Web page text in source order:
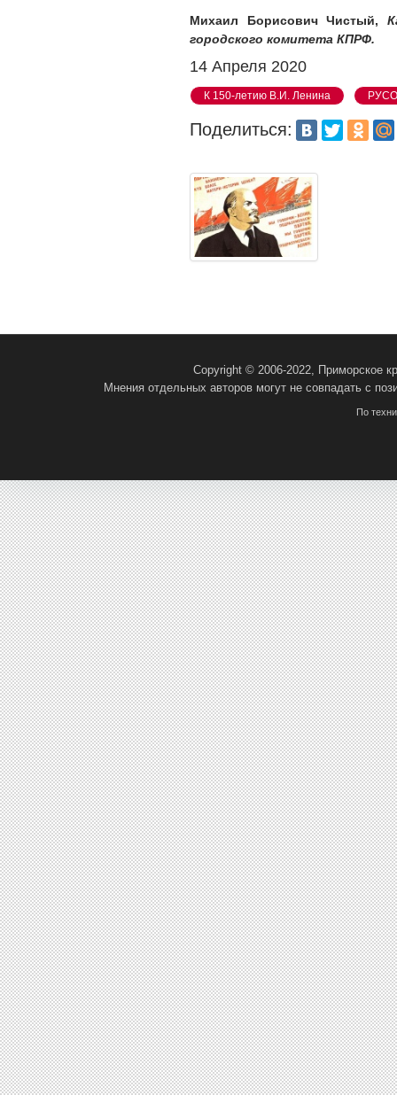
Михаил Борисович Чистый,
городского комитета КПРФ.
14 Апреля 2020
К 150-летию В.И. Ленина
Поделиться:
Copyright © 2006-2022, Приморское
Мнения отдельных авторов могут не совпадать с
По